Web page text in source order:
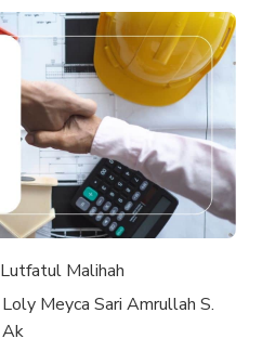
Lutfatul Malihah
Loly Meyca Sari Amrullah S.
Ak